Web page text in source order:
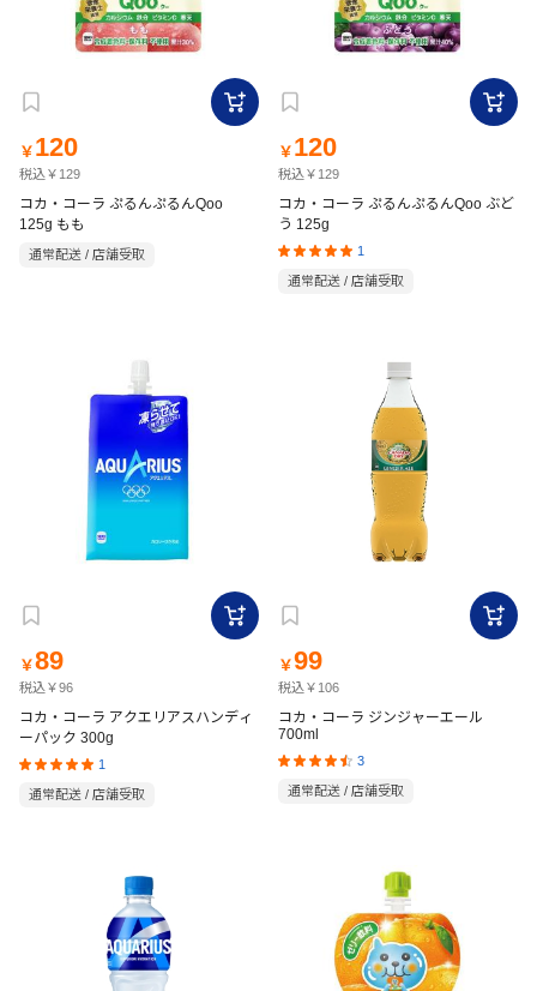
￥ 120
税込￥129
コカ・コーラ ぷるんぷるんQoo
125g もも
通常配送 / 店舗受取
￥ 120
税込￥129
コカ・コーラ ぷるんぷるんQoo ぶど
う 125g
1
通常配送 / 店舗受取
￥89
税込￥96
コカ・コーラ アクエリアスハンディ
ーパック 300g
1
通常配送 / 店舗受取
￥99
税込￥106
コカ・コーラ ジンジャーエール
700ml
3
通常配送 / 店舗受取